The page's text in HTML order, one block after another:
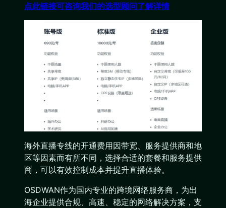
点此链接可咨询我们的选型顾问了解详情
海外直播专线的开通费用因带宽、服务提供商和地
区等因素而有所不同，选择合适的套餐和服务提供
商，可以有效控制成本并提升直播体验。
OSDWAN作为国内专业的跨境网络服务商，为出
海企业提供合规、高速、稳定的网络解决方案，支